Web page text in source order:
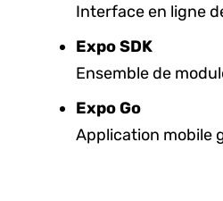
Interface en ligne
Expo SDK
Ensemble de
Expo Go
Application mobile